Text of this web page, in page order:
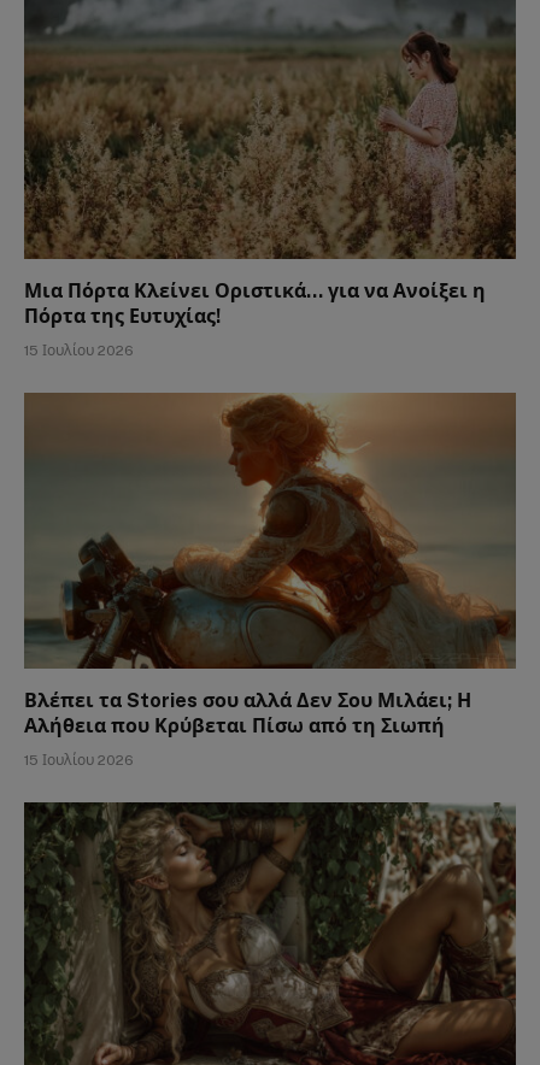
Μια Πόρτα Κλείνει Οριστικά… για να Ανοίξει η
Πόρτα της Ευτυχίας!
15 Ιουλίου 2026
Βλέπει τα Stories σου αλλά Δεν Σου Μιλάει; Η
Αλήθεια που Κρύβεται Πίσω από τη Σιωπή
15 Ιουλίου 2026